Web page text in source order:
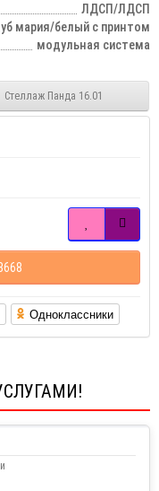
ЛДСП/ЛДСП
мария/белый с принтом
модульная система
Стеллаж Панда 16.01
Одноклассники